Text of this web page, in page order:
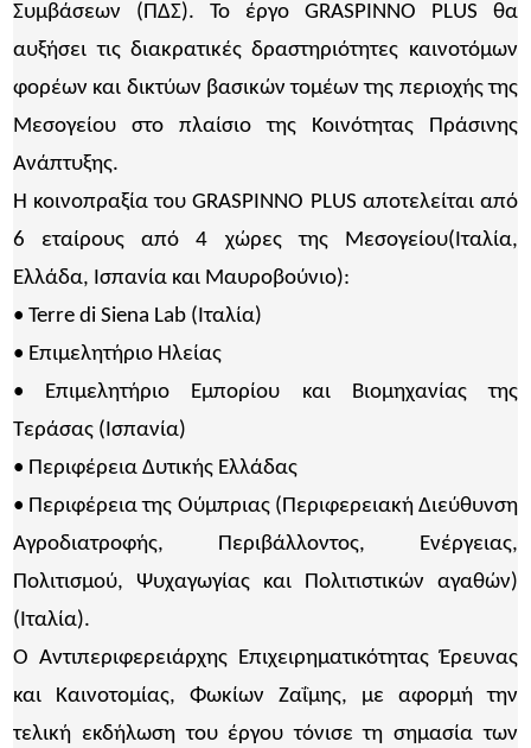
Συμβάσεων (ΠΔΣ). Το έργο GRASPINNO PLUS θα
αυξήσει τις διακρατικές δραστηριότητες καινοτόμων
φορέων και δικτύων βασικών τομέων της περιοχής της
Μεσογείου στο πλαίσιο της Κοινότητας Πράσινης
Ανάπτυξης.
Η κοινοπραξία του GRASPINNO PLUS αποτελείται από
6 εταίρους από 4 χώρες της Μεσογείου(Ιταλία,
Ελλάδα, Ισπανία και Μαυροβούνιο):
• Terre di Siena Lab (Ιταλία)
• Επιμελητήριο Ηλείας
• Επιμελητήριο Εμπορίου και Βιομηχανίας της
Τεράσας (Ισπανία)
• Περιφέρεια Δυτικής Ελλάδας
• Περιφέρεια της Ούμπριας (Περιφερειακή Διεύθυνση
Αγροδιατροφής, Περιβάλλοντος, Ενέργειας,
Πολιτισμού, Ψυχαγωγίας και Πολιτιστικών αγαθών)
(Ιταλία).
Ο Αντιπεριφερειάρχης Επιχειρηματικότητας Έρευνας
και Καινοτομίας, Φωκίων Ζαΐμης, με αφορμή την
τελική εκδήλωση του έργου τόνισε τη σημασία των